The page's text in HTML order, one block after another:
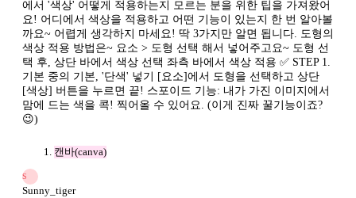
에서 '색상' 어떻게 적용하는지 모르는 분을 위한 팁을 가져왔어
요! 어디에서 색상을 적용하고 어떤 기능이 있는지 한 번 알아볼
까요~ 어렵게 생각하지 마세요! 딱 3가지만 알면 됩니다. 도형의
색상 적용 방법은~ 요소 > 도형 선택 해서 넣어주고요~ 도형 선
택 후, 상단 바에서 색상 선택 좌측 바에서 색상 적용 ✅ STEP 1.
기본 중의 기본, '단색' 넣기 [요소]에서 도형을 선택하고 상단
[색상] 버튼을 누르면 끝! 스포이드 기능: 내가 가진 이미지에서
맘에 드는 색을 콕! 찍어올 수 있어요. (이게 진짜 꿀기능이죠?
😉)
캔바(canva)
S
Sunny_tiger